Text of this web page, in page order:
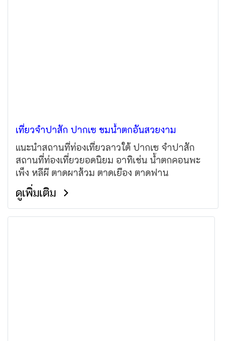
เที่ยวจำปาสัก ปากเซ ชมน้ำตกอันสวยงาม
แนะนำสถานที่ท่องเที่ยวลาวใต้ ปากเซ จำปาสัก
สถานที่ท่องเที่ยวยอดนิยม อาทิเช่น น้ำตกคอนพะ
เพ็ง หลีผี ตาดผาส้วม ตาดเยือง ตาดฟาน
ดูเพิ่มเติม